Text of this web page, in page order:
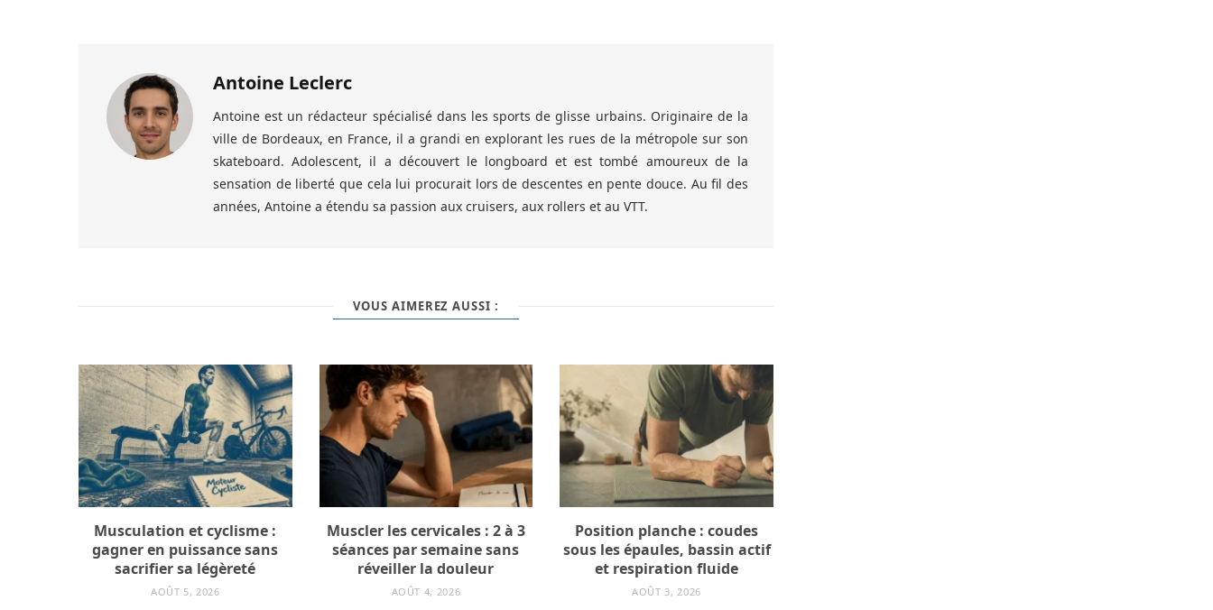
Antoine Leclerc
Antoine est un rédacteur spécialisé dans les sports de glisse urbains. Originaire de la
ville de Bordeaux, en France, il a grandi en explorant les rues de la métropole sur son
skateboard. Adolescent, il a découvert le longboard et est tombé amoureux de la
sensation de liberté que cela lui procurait lors de descentes en pente douce. Au fil des
années, Antoine a étendu sa passion aux cruisers, aux rollers et au VTT.
VOUS AIMEREZ AUSSI :
Musculation et cyclisme :
gagner en puissance sans
sacrifier sa légèreté
AOÛT 5, 2026
Muscler les cervicales : 2 à 3
séances par semaine sans
réveiller la douleur
AOÛT 4, 2026
Position planche : coudes
sous les épaules, bassin actif
et respiration fluide
AOÛT 3, 2026